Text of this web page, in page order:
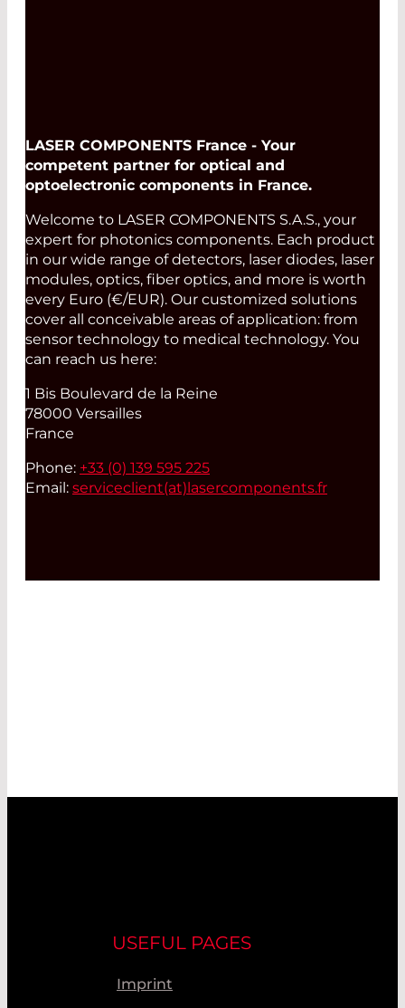
LASER COMPONENTS France - Your
competent partner for optical and
optoelectronic components in France.
Welcome to LASER COMPONENTS S.A.S., your
expert for photonics components. Each product
in our wide range of detectors, laser diodes, laser
modules, optics, fiber optics, and more is worth
every Euro (€/EUR). Our customized solutions
cover all conceivable areas of application: from
sensor technology to medical technology. You
can reach us here:
1 Bis Boulevard de la Reine
78000 Versailles
France
Phone: +33 (0) 139 595 225
Email: serviceclient(at) lasercomponents.fr
USEFUL PAGES
Imprint